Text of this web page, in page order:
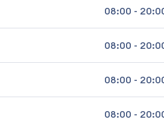
08:00 -
08:00 -
08:00 -
08:00 -